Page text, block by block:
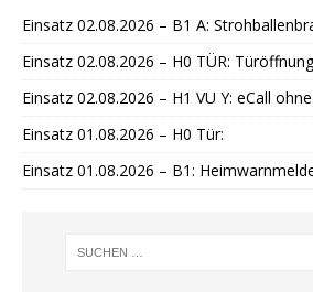
sEinsatz 02.08.2026 – B1 A:
Einsatz 02.08.2026 – H0 TÜR: Türöffnung
Einsatz 02.08.2026 – H1 VU Y: eCall
Einsatz 01.08.2026 – H0 Tür:
Einsatz 01.08.2026 – B1: